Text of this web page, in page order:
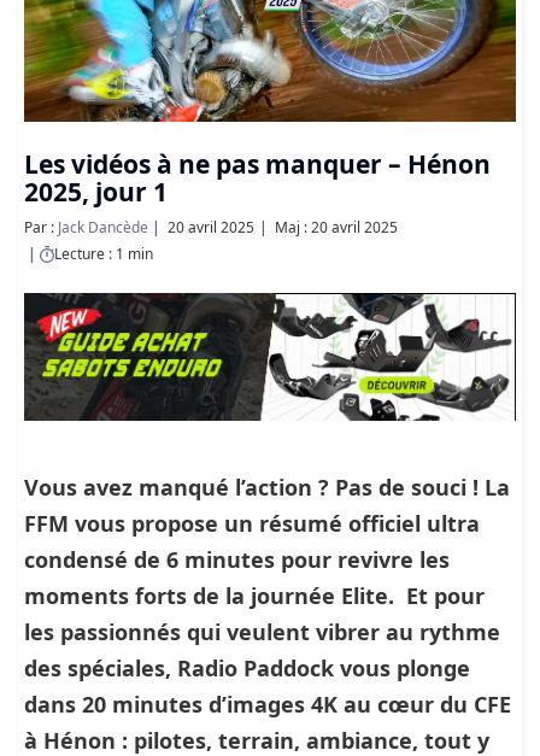
Les vidéos à ne pas manquer – Hénon
2025, jour 1
Par : Jack Dancède 20 avril 2025
Maj : 20 avril 2025
Lecture : 1 min
Vous avez manqué l’action ? Pas de souci ! La
FFM vous propose un résumé officiel ultra
condensé de 6 minutes pour revivre les
moments forts de la journée Elite. Et pour
les passionnés qui veulent vibrer au rythme
des spéciales, Radio Paddock vous plonge
dans 20 minutes d’images 4K au cœur du CFE
à Hénon : pilotes, terrain, ambiance, tout y